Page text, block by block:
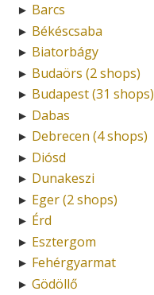
► Barcs
► Békéscsaba
► Biatorbágy
► Budaörs (2 shops)
► Budapest (31 shops)
► Dabas
► Debrecen (4 shops)
► Diósd
► Dunakeszi
► Eger (2 shops)
► Érd
► Esztergom
► Fehérgyarmat
► Gödöllő